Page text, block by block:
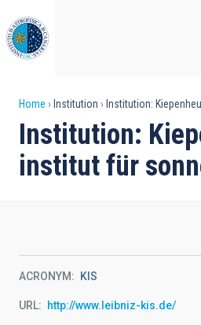
to
main
content
Breadcrumb
Home Institution Institution:
Institution:
institut für
ACRONYM KIS
URL http://www.leibniz-kis.de/